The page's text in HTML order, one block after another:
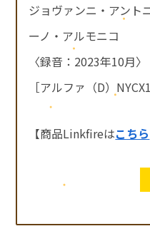
ジョヴァンニ・アント
ーノ・アルモニコ
〈録音：2023年10月〉
［アルファ（D）
【商品Linkfireはこちら